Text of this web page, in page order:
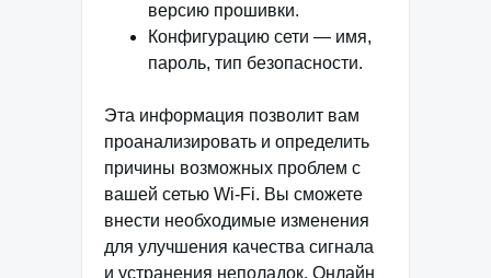
версию прошивки.
Конфигурацию сети — имя,
пароль, тип безопасности.
Эта информация позволит вам
проанализировать и определить
причины возможных проблем с
вашей сетью Wi-Fi. Вы сможете
внести необходимые изменения
для улучшения качества сигнала
и устранения неполадок. Онлайн